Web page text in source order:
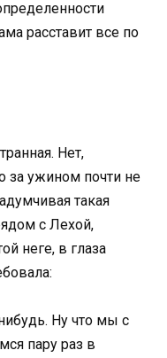
расставит все по
Нет,
за ужином почти не
такая
с Лехой,
неге, в глаза
Ну что мы с
пару раз в